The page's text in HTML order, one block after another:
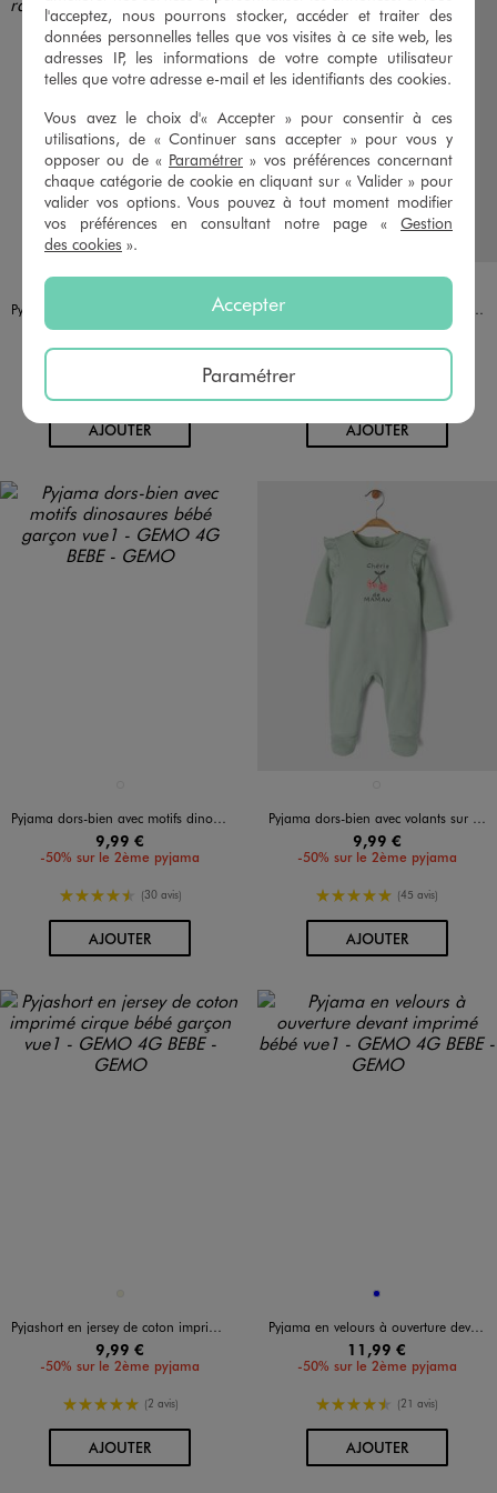
Disponible en 1 coloris
VERT
Pyjama dors bien en coton rayé bébé
11,99 €
-50% sur le 2ème pyjama
AJOUTERAU PANIER
Disponible en 1 coloris
VERT CLAIR
Pyjama en coton à motifs baleines bébé garçon
9,99 €
-50% sur le 2ème pyjama
AJOUTERAU PANIER
Pyjama dors-bien avec motifs dinosaures bébé garçon
9,99 €
-50% sur le 2ème pyjama
4.5/5 de moyenne
(30 avis)
AJOUTERAU PANIER
Pyjama dors-bien avec volants sur les épaules bébé fille
9,99 €
-50% sur le 2ème pyjama
5/5 de moyenne
(45 avis)
AJOUTERAU PANIER
Pyjashort en jersey de coton imprimé cirque bébé garçon
9,99 €
-50% sur le 2ème pyjama
5/5 de moyenne
(2 avis)
AJOUTERAU PANIER
Disponible en 1 coloris
BLEU
Pyjama en velours à ouverture devant imprimé bébé
11,99 €
-50% sur le 2ème pyjama
4.5/5 de moyenne
(21 avis)
AJOUTERAU PANIER
l'acceptez, nous pourrons stocker, accéder et traiter des
données personnelles telles que vos visites à ce site web, les
adresses IP, les informations de votre compte utilisateur
telles que votre adresse e-mail et les identifiants des cookies.
Vous avez le choix d'« Accepter » pour consentir à ces
utilisations, de « Continuer sans accepter » pour vous y
opposer ou de « Paramétrer » vos préférences concernant
chaque catégorie de cookie en cliquant sur « Valider » pour
valider vos options. Vous pouvez à tout moment modifier
vos préférences en consultant notre page « Gestion
des cookies ».
Accepter
Paramétrer